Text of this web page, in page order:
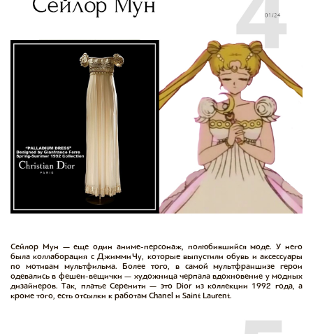
Сейлор Мун — еще один аниме-персонаж, полюбившийся моде. У него
была коллаборация с Джимми Чу, которые выпустили обувь и аксессуары
по мотивам мультфильма. Более того, в самой мультфраншизе герои
одевались в фешен-вещички — художница черпала вдохновение у модных
дизайнеров. Так, платье Серенити — это Dior из коллекции 1992 года, а
кроме того, есть отсылки к работам Chanel и Saint Laurent.